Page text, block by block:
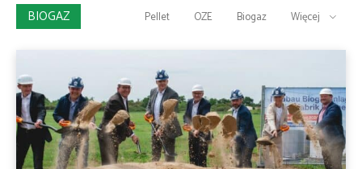
BIOGAZ Pellet OZE Biogaz Więcej